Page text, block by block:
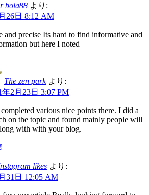
bola88 より:
26日 8:12 AM
and precise Its hard to find informative and
but here I noted
The zen park より:
年2月23日 3:07 PM
various nice points there. I did a
on the topic and found mainly people will
with with your blog.
likes より:
31日 12:05 AM